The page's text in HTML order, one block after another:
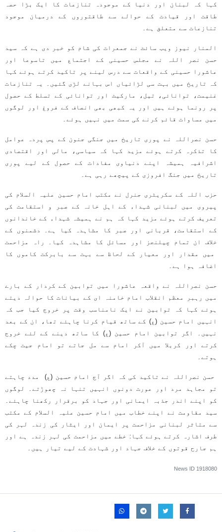
کہا کہ لبنان اور دنیا کے موجودہ تنازعات کا ایک بڑا حصہ
طاقت اور قیادت کے حوالے سے طاقتوروں کے درمیان موجود
تنازعات سے متعلق ہے۔
المنار نیوز ویب سائٹ نے جمعرات کی شام کو خبر دی ہے کہ سید
حسن نصر اللہ نے مجلس حسینی کے اجتماع میں تاسوعا اور
عاشورا حسینی کے واقعات سے درس لینے پر تاکید کرتے ہوئے کہا
کہ تاریخ میں بہت سی لڑائیاں اس بہانے لڑی گئیں۔ یہ تنازعات
غنیمت، توانائی، تیل، مارکیٹ اور توانائی کے تسلط کے حصول
پر رونما ہوئے ہیں اور یہ کبھی بھی انصاف کے فروغ اور لوگوں
میں مساوات قائم کرنے کی سمت میں نہیں ہوئے۔
حسن نصراللہ نے پوری تاریخ میں جنگی جنون کے پس پردہ عوامل
کا تذکرہ کرتے ہوئے مزید کہا کہ سیاسی، مالی اور اقتصادی
اشرافیہ ہمیشہ اپنے دنیاوی مفادات کے حصول کے لیے پوری
تاریخ میں جنگ افروزی کے پیچھے رہی ہے۔
حزب اللہ کے سکریٹری جنرل نے مکتب امام حسین علیہ السلام کی
پیروی میں لبنانی شہداء کے اہل خانہ کے صبر و استقامت کی
تعریف کرتے ہوئے مزید کہا کہ ہم نے ہمیشہ شہداء کے خاندانوں
کے استقامت، قربانی اور صبر کا مشاہدہ کیا ہے۔ دشمنوں کے
خلاف ان تمام چیلنجز اور مسائل کا مشاہدہ کیا۔ راہ مزاحمت
میں مقدار اور معیار کے لحاظ سے بہت سے بابرکت کاموں کا
اضافہ ہوا ہے۔
حسن نصراللہ نے واقعہ عاشورا میں توابین کے کردار کے بارے
میں رہبر معظم انقلاب امام خامنہ ای کے بیانات کا حوالہ دیتے
ہوئے کہا کہ توابین نے ایک نامناسب وقت پر خروج کیا جب کہ
انہیں امام حسین (ع) کے ساتھ قیام کرنا چاہئے تھا، ان کے بعد
نہیں۔ اگر توابین امام حسین (ع) کا ساتھ دینے کے لئے خروج
کرتے اور کربلا میں آکر امام سے مل جاتے تو امام جیت چکے
ہوتے۔
حسن نصراللہ نے تاکید کی کہ اگر آج امام حسین (ع) مدد چاہتے
تو مجاہد مرد اور عورت دونوں انہیں تنہا نہ چھوڑتے۔ لوگوں
کو اپنے اندر جذبہ ایمانی اور جہاد کو برقرار رکھنا چاہئے۔
سید مقاومت نے اپنے خطاب میں امام حسین علیہ السلام کے مکتب
سے متاثر لبنانی مزاحمت پر ایمان اور ایثار کی زندہ لہر کی
طرف اشارہ کرتے ہوئے کہا: خطے میں مزاحمت کی لہر زندہ ہے اور
ہم جارح قوتوں کے خلاف جہاد اور شہادت کے لیے تیار ہیں۔
News ID 1918080